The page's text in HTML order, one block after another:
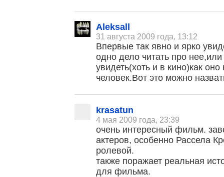
Aleksall
31 августа 2009 года, 13:12
Впервые так явно и ярко
одно дело читать про
увидеть(хоть и в кино)как
человек.Вот это можно
krasatun
4 мая 2009 года, 23:39
очень интересный фильм.
актеров, особенно Рассела
ролевой.
также поражает реальная
для фильма.